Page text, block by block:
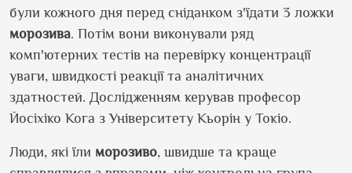
були кожного дня перед сніданком з'їдати 3 ложки
морозива. Потім вони виконували ряд
комп'ютерних тестів на перевірку концентрації
уваги, швидкості реакції та аналітичних
здатностей. Дослідженням керував професор
Йосіхіко Кога з Університету Кьорін у Токіо.
Люди, які їли морозиво, швидше та краще